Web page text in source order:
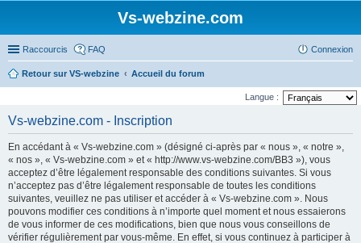
Vs-webzine.com
Raccourcis FAQ Connexion
Retour sur VS-webzine Accueil du forum
Langue :
Vs-webzine.com - Inscription
En accédant à « Vs-webzine.com » (désigné ci-après par « nous », « notre »,
« nos », « Vs-webzine.com » et « http://www.vs-webzine.com/BB3 »), vous
acceptez d’être légalement responsable des conditions suivantes. Si vous
n’acceptez pas d’être légalement responsable de toutes les conditions
suivantes, veuillez ne pas utiliser et accéder à « Vs-webzine.com ». Nous
pouvons modifier ces conditions à n’importe quel moment et nous essaierons
de vous informer de ces modifications, bien que nous vous conseillons de
vérifier régulièrement par vous-même. En effet, si vous continuez à participer à